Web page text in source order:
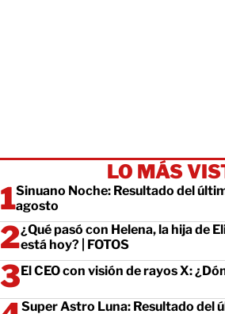
LO MÁS
Sinuano Noche: Resultado del
agosto
¿Qué pasó con Helena, la hija de
está hoy? | FOTOS
El CEO con visión de rayos X:
Super Astro Luna: Resultado del